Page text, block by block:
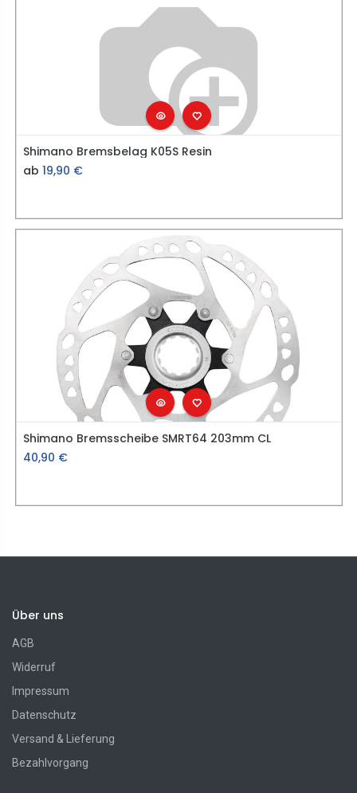
Shimano Bremsbelag K05S Resin
ab 19,90 €
Shimano Bremsscheibe SMRT64 203mm CL
40,90 €
Über uns
AGB
Widerruf
Impressum
Datenschutz
Versand & Lieferung
Bezahlvorgang